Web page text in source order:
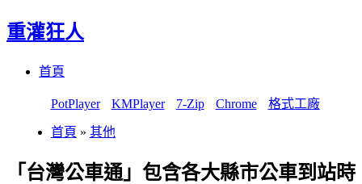
重灌狂人
首頁
PotPlayer KMPlayer 7-Zip Chrome 格式工廠
首頁 » 其他
「台灣公車通」包含各大縣市公車到站時